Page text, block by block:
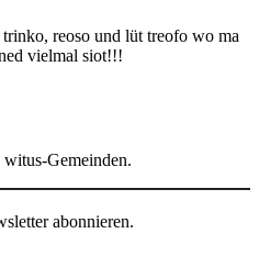
reoso und lüt treofo wo ma
vielmal siot!!!
Gemeinden.
abonnieren.